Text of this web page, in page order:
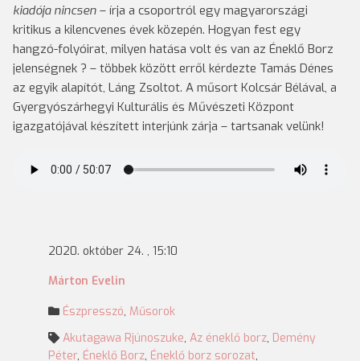
kiadója nincsen – írja a csoportról egy magyarországi
kritikus a kilencvenes évek közepén. Hogyan fest egy
hangzó-folyóirat, milyen hatása volt és van az Éneklő Borz
jelenségnek ? – többek között erről kérdezte Tamás Dénes
az egyik alapítót, Láng Zsoltot. A műsort Kolcsár Bélával, a
Gyergyószárhegyi Kulturális és Művészeti Központ
igazgatójával készített interjúnk zárja – tartsanak velünk!
2020. október 24. , 15:10
Márton Evelin
Észpresszó, Műsorok
Akutagawa Rjúnoszuke, Az éneklő borz, Demény
Péter, Éneklő Borz, Éneklő borz sorozat,